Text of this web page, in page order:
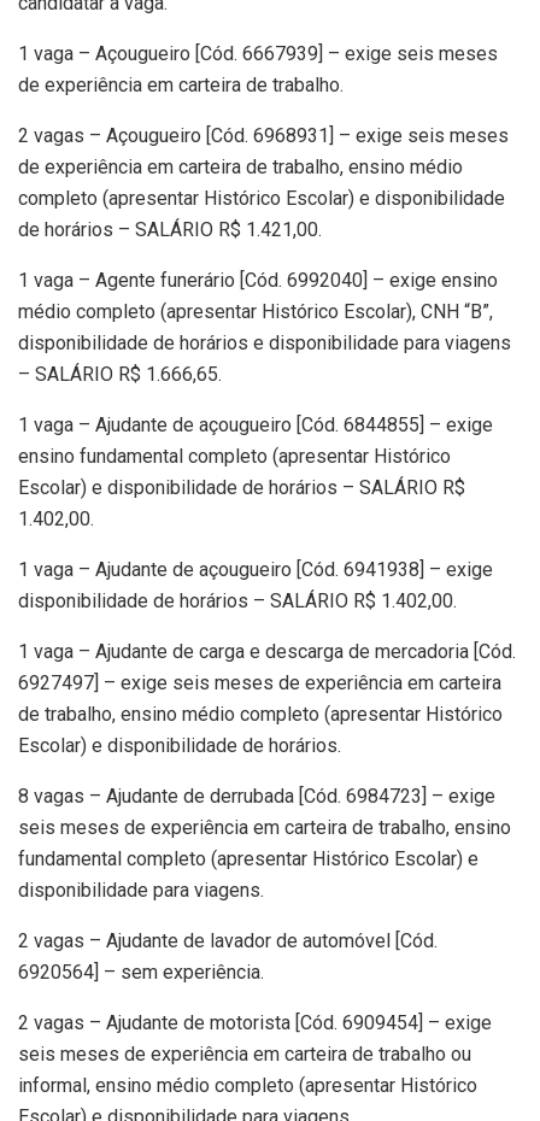
1 vaga – Açougueiro [Cód. 6667939] – exige seis meses
de experiência em carteira de trabalho.
2 vagas – Açougueiro [Cód. 6968931] – exige seis meses
de experiência em carteira de trabalho, ensino médio
completo (apresentar Histórico Escolar) e disponibilidade
de horários – SALÁRIO R$ 1.421,00.
1 vaga – Agente funerário [Cód. 6992040] – exige ensino
médio completo (apresentar Histórico Escolar), CNH “B”,
disponibilidade de horários e disponibilidade para viagens
– SALÁRIO R$ 1.666,65.
1 vaga – Ajudante de açougueiro [Cód. 6844855] – exige
ensino fundamental completo (apresentar Histórico
Escolar) e disponibilidade de horários – SALÁRIO R$
1.402,00.
1 vaga – Ajudante de açougueiro [Cód. 6941938] – exige
disponibilidade de horários – SALÁRIO R$ 1.402,00.
1 vaga – Ajudante de carga e descarga de mercadoria [Cód.
6927497] – exige seis meses de experiência em carteira
de trabalho, ensino médio completo (apresentar Histórico
Escolar) e disponibilidade de horários.
8 vagas – Ajudante de derrubada [Cód. 6984723] – exige
seis meses de experiência em carteira de trabalho, ensino
fundamental completo (apresentar Histórico Escolar) e
disponibilidade para viagens.
2 vagas – Ajudante de lavador de automóvel [Cód.
6920564] – sem experiência.
2 vagas – Ajudante de motorista [Cód. 6909454] – exige
seis meses de experiência em carteira de trabalho ou
informal, ensino médio completo (apresentar Histórico